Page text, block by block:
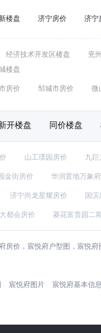
楼盘 济宁房价 济宁
经济技术开发区楼盘
兖
楼盘
房价 邹城市房价 微
开楼盘 同价楼盘
山工璞园房价 九
金街房价 华润置地万象
济宁尚龙星耀房价 国
都会房价 菱花富贵园二
房价，宸悦府户型图，宸悦
宸悦府图片 宸悦府基本信